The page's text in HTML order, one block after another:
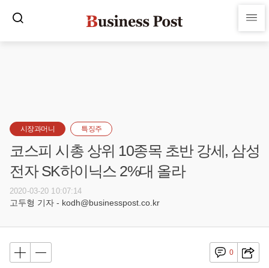
시장과머니 특징주
코스피 시총 상위 10종목 초반 강세, 삼성
전자 SK하이닉스 2%대 올라
2020-03-20 10:07:14
고두형 기자 - kodh@businesspost.co.kr
0